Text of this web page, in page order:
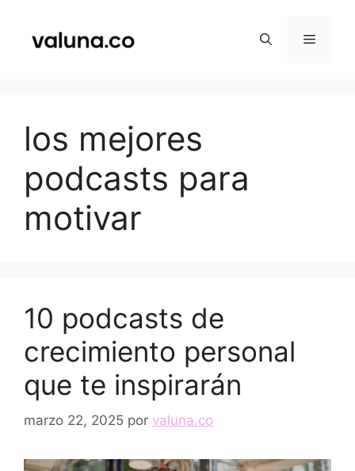
contenido
Menú
los mejores
podcasts para
motivar
10 podcasts de
crecimiento personal
que te inspirarán
marzo 22, 2025 por valuna.co